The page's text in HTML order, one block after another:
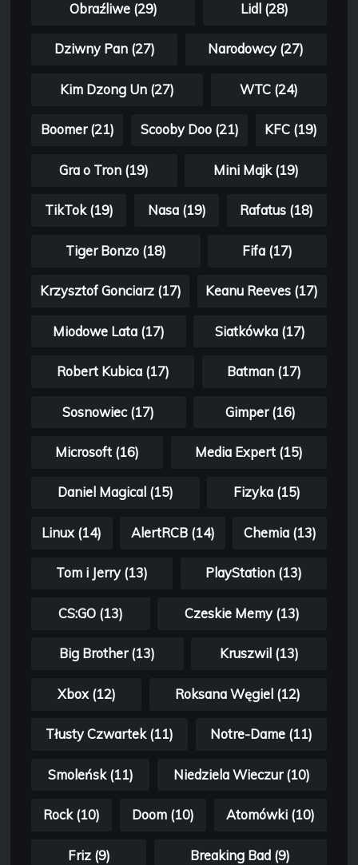
Obraźliwe (29) Lidl (28)
Dziwny Pan (27) Narodowcy (27)
Kim Dzong Un (27) WTC (24)
Boomer (21) Scooby Doo (21) KFC (19)
Gra o Tron (19) Mini Majk (19)
TikTok (19) Nasa (19) Rafatus (18)
Tiger Bonzo (18) Fifa (17)
Krzysztof Gonciarz (17) Keanu Reeves (17)
Miodowe Lata (17) Siatkówka (17)
Robert Kubica (17) Batman (17)
Sosnowiec (17) Gimper (16)
Microsoft (16) Media Expert (15)
Daniel Magical (15) Fizyka (15)
Linux (14) AlertRCB (14) Chemia (13)
Tom i Jerry (13) PlayStation (13)
CS:GO (13) Czeskie Memy (13)
Big Brother (13) Kruszwil (13)
Xbox (12) Roksana Węgiel (12)
Tłusty Czwartek (11) Notre-Dame (11)
Smoleńsk (11) Niedziela Wieczur (10)
Rock (10) Doom (10) Atomówki (10)
Friz (9) Breaking Bad (9)